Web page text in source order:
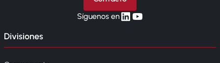
Síguenos enlinkedin
yt
Divisiones